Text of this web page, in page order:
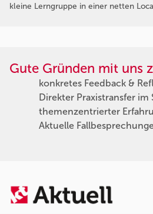
kleine Lerngruppe in einer netten
Gute Gründen mit uns
konkretes Feedback &
Direkter Praxistransfer im
themenzentrierter
Aktuelle